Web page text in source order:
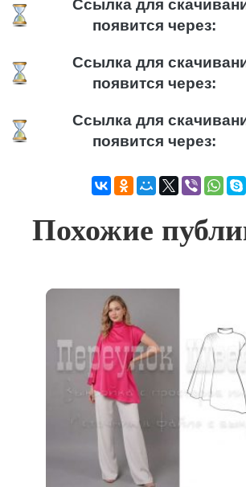
Ссылка для
появится через:
Ссылка для
появится через:
Ссылка для
появится через:
Похожие